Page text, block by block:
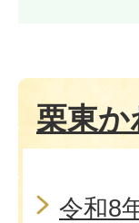
栗東か
令和8